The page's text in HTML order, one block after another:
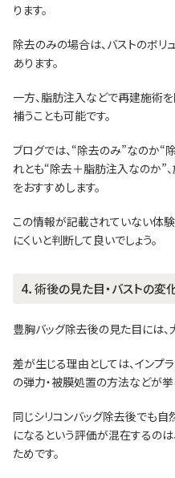
ります。
除去のみの場合は、バストのボ
あります。
一方、脂肪注入などで再建施術
補うことも可能です。
ブログでは、“除去のみ”なのか“
れとも“除去＋脂肪注入なのか”
をおすすめします。
この情報が記載されていない体
にくいと判断して良いでしょう。
4．術後の見た目・バストの変
豊胸バッグ除去後の見た目には、
差が生じる理由としては、インプ
の弾力・被膜処置の方法などが挙
同じシリコンバッグ除去後でも
になるという評価が混在するの
ためです。